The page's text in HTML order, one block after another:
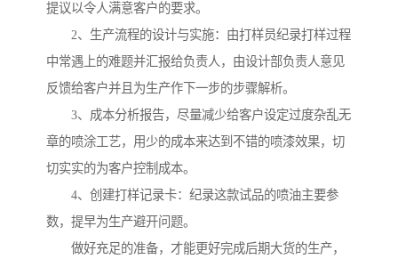
提议以令人满意客户的要求。
2、生产流程的设计与实施：由打样员纪录打样过程
中常遇上的难题并汇报给负责人，由设计部负责人意见
反馈给客户并且为生产作下一步的步骤解析。
3、成本分析报告，尽量减少给客户设定过度杂乱无
章的喷涂工艺，用少的成本来达到不错的喷漆效果，切
切实实的为客户控制成本。
4、创建打样记录卡：纪录这款试品的喷油主要参
数，提早为生产避开问题。
做好充足的准备，才能更好完成后期大货的生产，